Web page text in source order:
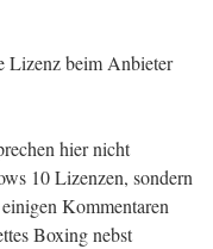
Lizenz beim Anbieter
hier nicht
10 Lizenzen, sondern
Kommentaren
Boxing nebst